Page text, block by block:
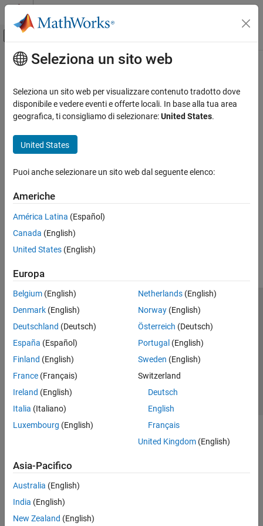
Vai al contenuto
Attiva/disattiva menu di navigazione
Pagina iniziale della documentazione
Contenuto principale
Seleziona un sito web
Seleziona un sito web per visualizzare contenuto tradotto dove
disponibile e vedere eventi e offerte locali. In base alla tua area
geografica, ti consigliamo di selezionare:United States.
United States
Puoi anche selezionare un sito web dal seguente elenco:
Americhe
América Latina (Español)
Canada (English)
United States (English)
Europa
Belgium (English)
Denmark (English)
Deutschland (Deutsch)
España (Español)
Finland (English)
France (Français)
Ireland (English)
Italia (Italiano)
Luxembourg (English)
Netherlands(English)
Norway(English)
Österreich (Deutsch)
Portugal (English)
Sweden (English)
Switzerland
Deutsch
English
Français
United Kingdom(English)
Asia-Pacifico
Australia (English)
India (English)
New Zealand (English)
Centro di fiducia
Informativa sulla privacy
Antipirateria
Stato dell'applicazione
Contatti
© 1994-2026 The MathWorks, Inc.